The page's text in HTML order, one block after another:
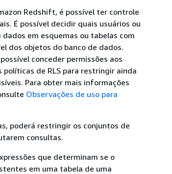
Redshift, é possível ter controle
É possível decidir quais usuários ou
em esquemas ou tabelas com
dos objetos do banco de dados.
conceder permissões aos
políticas de RLS para restringir ainda
Para obter mais informações
Observações de uso para
poderá restringir os conjuntos de
consultas.
que determinam se o
em uma tabela de uma